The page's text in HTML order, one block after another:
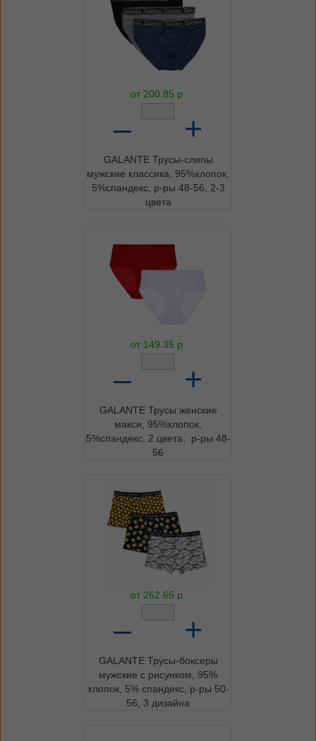
от 200.85 р.
– +
GALANTE Трусы-слипы
мужские классика, 95%хлопок,
5%спандекс, р-ры 48-56, 2-3
цвета
от 149.35 р.
– +
GALANTE Трусы женские
макси, 95%хлопок,
5%спандекс, 2 цвета, р-ры 48-
56
от 262.65 р.
– +
GALANTE Трусы-боксеры
мужские с рисунком, 95%
хлопок, 5% спандекс, р-ры 50-
56, 3 дизайна